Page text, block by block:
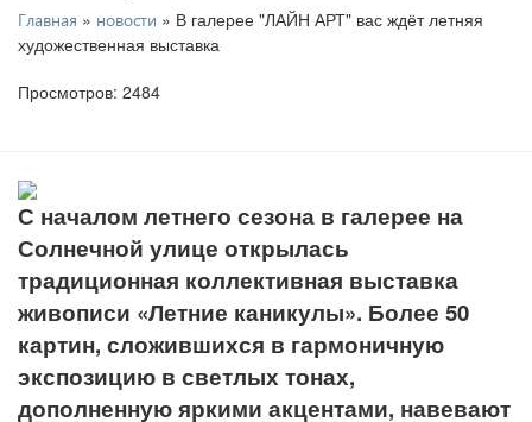
Главная » новости » В галерее "ЛАЙН АРТ" вас ждёт летняя
художественная выставка
Просмотров: 2484
С началом летнего сезона в галерее на
Солнечной улице открылась
традиционная коллективная выставка
живописи «Летние каникулы». Более 50
картин, сложившихся в гармоничную
экспозицию в светлых тонах,
дополненную яркими акцентами, навевают